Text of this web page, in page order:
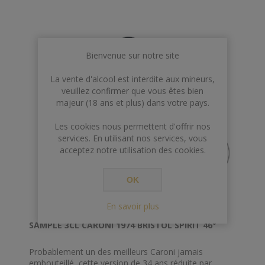
SAMPLE 3CL CARONI 1974 BRISTOL SPIRIT 46°
Probablement un des meilleurs Caroni jamais
Bienvenue sur notre site
La vente d'alcool est interdite aux mineurs,
veuillez confirmer que vous êtes bien
majeur (18 ans et plus) dans votre pays.
Les cookies nous permettent d'offrir nos
services. En utilisant nos services, vous
acceptez notre utilisation des cookies.
OK
En savoir plus